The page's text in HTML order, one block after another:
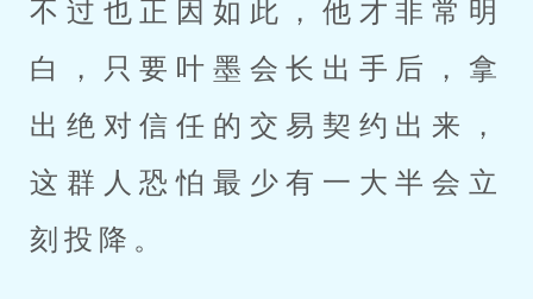
不过也正因如此，他才非常明
白，只要叶墨会长出手后，拿
出绝对信任的交易契约出来，
这群人恐怕最少有一大半会立
刻投降。